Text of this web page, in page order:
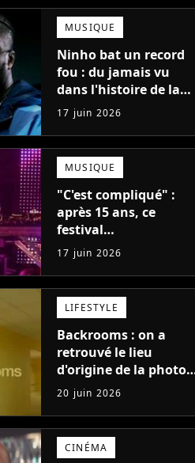
MUSIQUE
Ninho bat un record
fou : du jamais vu
dans l'histoire de la
musique pour le
Johnny du rap
17 juin 2026
MUSIQUE
"C'est compliqué" :
après 15 ans, ce
festival
emblématique
d'électro s'arrête
définitivement après
une dernière édition
17 juin 2026
LIFESTYLE
Backrooms : on a
retrouvé le lieu
d'origine de la photo
qui a rendu fou
Internet avant de
braquer le cinéma
20 juin 2026
CINÉMA